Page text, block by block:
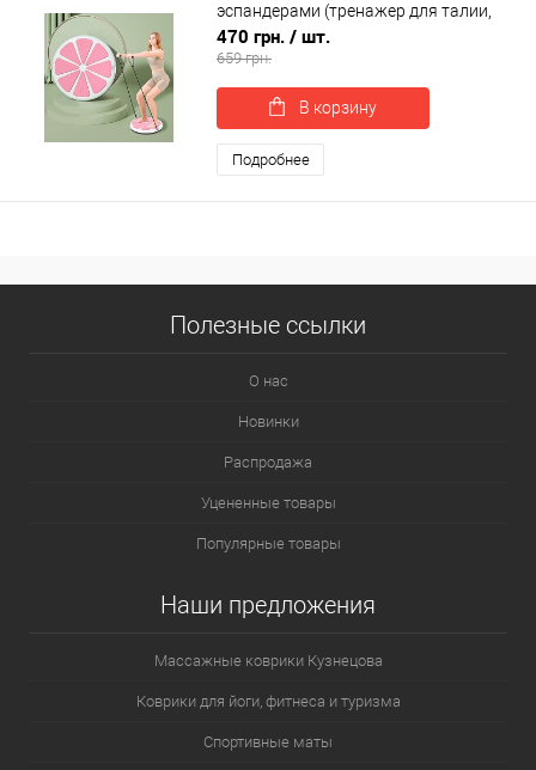
эспандерами (тренажер для талии,
позвоночника, пресса) OSPORT (MS
4804-2)
470 грн. / шт.
659 грн.
В корзину
Подробнее
Полезные ссылки
О нас
Новинки
Распродажа
Уцененные товары
Популярные товары
Наши предложения
Массажные коврики Кузнецова
Коврики для йоги, фитнеса и туризма
Спортивные маты